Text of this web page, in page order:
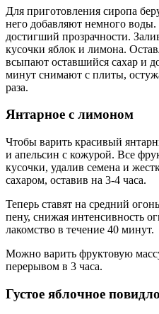
Для приготовления сиропа
него добавляют немного воды.
достигший прозрачности.
кусочки яблок и лимона.
всыпают оставшийся сахар и
минут снимают с плиты,
раза.
Янтарное с лимоном
Чтобы варить красивый
и апельсин с кожурой. Все
кусочки, удалив семена и
сахаром, оставив на 3-4 часа.
Теперь ставят на средний
пену, снижая интенсивность
лакомство в течение 40 минут.
Можно варить фруктовую
перерывом в 3 часа.
Густое яблочное